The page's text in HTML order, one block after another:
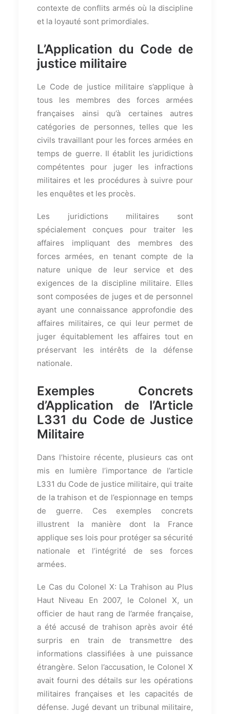
contexte de conflits armés où la discipline
et la loyauté sont primordiales.
L’Application du Code de
justice militaire
Le Code de justice militaire s’applique à
tous les membres des forces armées
françaises ainsi qu’à certaines autres
catégories de personnes, telles que les
civils travaillant pour les forces armées en
temps de guerre. Il établit les juridictions
compétentes pour juger les infractions
militaires et les procédures à suivre pour
les enquêtes et les procès.
Les juridictions militaires sont
spécialement conçues pour traiter les
affaires impliquant des membres des
forces armées, en tenant compte de la
nature unique de leur service et des
exigences de la discipline militaire. Elles
sont composées de juges et de personnel
ayant une connaissance approfondie des
affaires militaires, ce qui leur permet de
juger équitablement les affaires tout en
préservant les intérêts de la défense
nationale.
Exemples Concrets
d’Application de l’Article
L331 du Code de Justice
Militaire
Dans l’histoire récente, plusieurs cas ont
mis en lumière l’importance de l’article
L331 du Code de justice militaire, qui traite
de la trahison et de l’espionnage en temps
de guerre. Ces exemples concrets
illustrent la manière dont la France
applique ses lois pour protéger sa sécurité
nationale et l’intégrité de ses forces
armées.
Le Cas du Colonel X: La Trahison au Plus
Haut Niveau En 2007, le Colonel X, un
officier de haut rang de l’armée française,
a été accusé de trahison après avoir été
surpris en train de transmettre des
informations classifiées à une puissance
étrangère. Selon l’accusation, le Colonel X
avait fourni des détails sur les opérations
militaires françaises et les capacités de
défense. Jugé devant un tribunal militaire,